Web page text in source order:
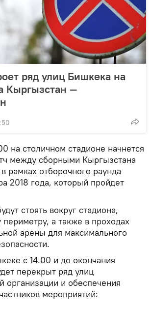
ряд улиц Бишкека на
Кыргызстан —
на столичном стадионе начнется
между сборными Кыргызстана
рамках отборочного раунда
2018 года, который пройдет
стоять вокруг стадиона,
а также в проходах
арены для максимального
с 14.00 и до окончания
перекрыт ряд улиц
организации и обеспечения
мероприятий: